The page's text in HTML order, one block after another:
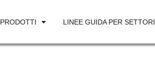
PRODOTTI LINEE GUIDA PER SETTORI